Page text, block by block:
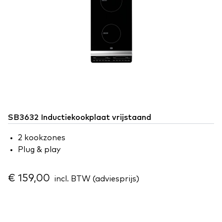
SB3632 Inductiekookplaat vrijstaand
2 kookzones
Plug & play
€ 159,00 incl. BTW (adviesprijs)